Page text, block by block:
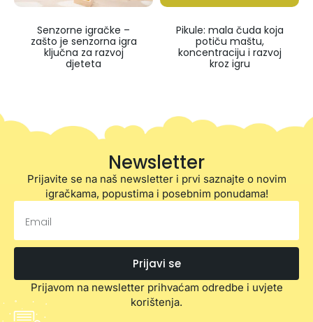
Senzorne igračke –
zašto je senzorna igra
ključna za razvoj
djeteta
Pikule: mala čuda koja
potiču maštu,
koncentraciju i razvoj
kroz igru
Newsletter
Prijavite se na naš newsletter i prvi saznajte o novim
igračkama, popustima i posebnim ponudama!
Prijavi se
Prijavom na newsletter prihvaćam odredbe i uvjete
korištenja.